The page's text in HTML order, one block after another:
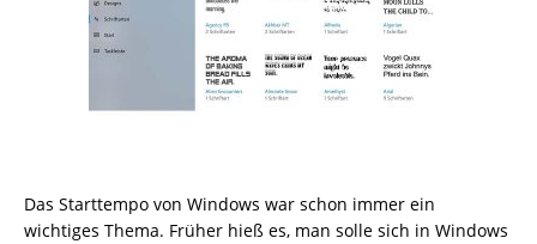
Das Starttempo von Windows war schon immer ein
wichtiges Thema. Früher hieß es, man solle sich in Windows